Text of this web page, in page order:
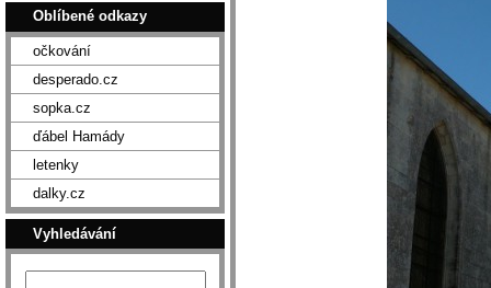
Oblíbené odkazy
očkování
desperado.cz
sopka.cz
ďábel Hamády
letenky
dalky.cz
Vyhledávání